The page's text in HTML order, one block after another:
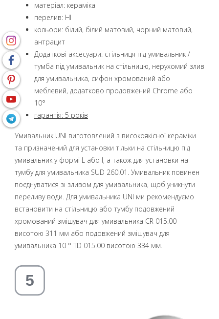
матеріал: кераміка
перелив: НІ
кольори: білий, білий матовий, чорний матовий,
aнтрацит
Додаткові аксесуари: стільниця під умивальник /
тумба під умивальник на стільницю, нерухомий злив
для умивальника, сифон хромований або
меблевий, додатково продовжений Chrome або
10°
гарантія: 5 років
Умивальник UNI виготовлений з високоякісної кераміки
та призначений для установки тільки на стільницю під
умивальник у формі L або I, а також для установки на
тумбу для умивальника SUD 260.01. Умивальник повинен
поєднуватися зі зливом для умивальника, щоб уникнути
переливу води. Для умивальника UNI ми рекомендуємо
встановити на стільницю або тумбу подовжений
хромований змішувач для умивальника CR 015.00
висотою 311 мм або подовжений змішувач для
умивальника 10 ° TD 015.00 висотою 334 мм.